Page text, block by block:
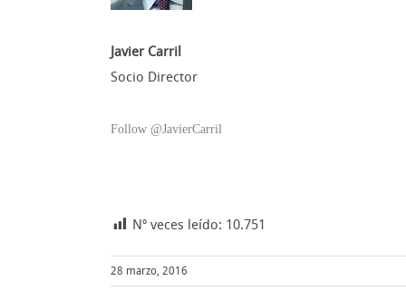
Javier Carril
Socio Director
Follow @JavierCarril
Nº veces leído: 10.751
28 marzo, 2016